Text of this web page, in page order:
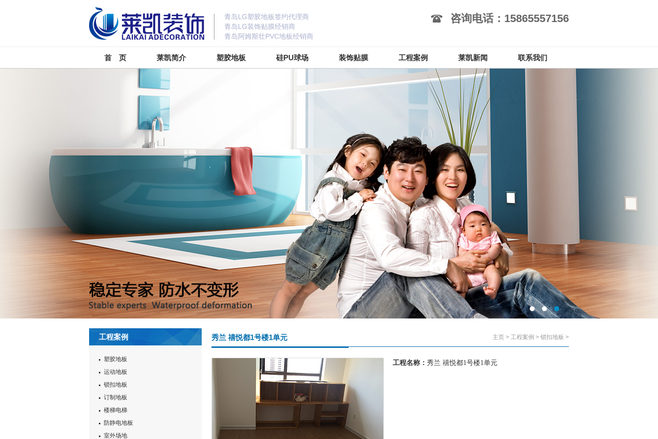
青岛LG塑胶地板签约代理商
青岛LG装饰贴膜经销商
青岛阿姆斯壮PVC地板经销商
咨询电话：15865557156
首 页 莱凯简介 塑胶地板 硅PU球场 装饰贴膜 工程案例 莱凯新闻 联系我们
工程案例
塑胶地板
运动地板
锁扣地板
订制地板
楼梯电梯
防静电地板
室外场地
秀兰 禧悦都1号楼1单元 主页 > 工程案例 > 锁扣地板 >
工程名称： 秀兰 禧悦都1号楼1单元